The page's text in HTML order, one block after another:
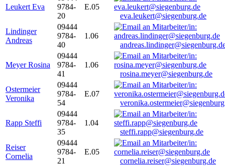
Leukert Eva
9784-
20
E.05
eva.leukert@siegenburg.de
Lindinger
Andreas
09444
9784-
40
1.06
Meyer Rosina
09444
9784-
41
1.06
rosina.meyer@siegenburg.de
Ostermeier
Veronika
09444
9784-
54
E.07
Rapp Steffi
09444
9784-
35
1.04
steffi.rapp@siegenburg.de
Reiser
Cornelia
09444
9784-
21
E.05
cornelia.reiser@siegenburg.de